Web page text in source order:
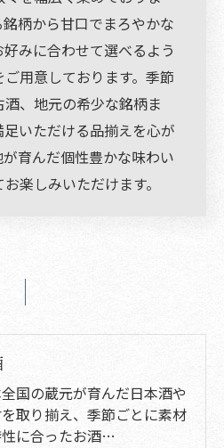
柄から甘口でまろやかな
みに合わせて選べるよう
用意しております。季節
、地元の希少な銘柄ま
いただける品揃えを心が
育んだ個性豊かな味わい
楽しみいただけます。
国の蔵元が育んだ日本酒や
取り揃え、季節ごとに素材
に合ったお酒…